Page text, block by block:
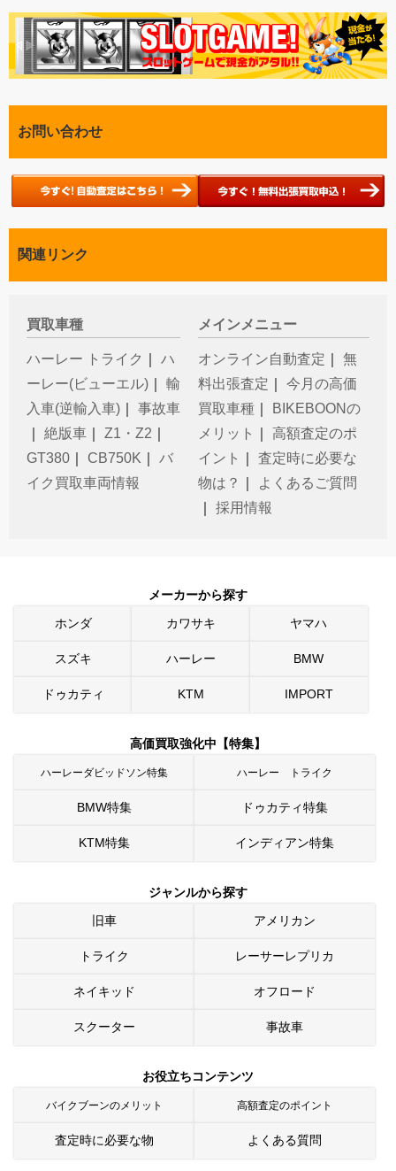
お問い合わせ
関連リンク
買取車種
ハーレー トライク
ハ
ーレー(ビューエル)
輸
入車(逆輸入車)
事故車
絶版車 Z1・Z2
GT380
CB750K
バ
イク買取車両情報
メインメニュー
オンライン自動査定
無
料出張査定
今月の高価
買取車種
BIKEBOONの
メリット
高額査定のポ
イント
査定時に必要な
物は？
よくあるご質問
採用情報
メーカーから探す
ホンダ カワサキ ヤマハ
スズキ ハーレー BMW
ドゥカティ KTM IMPORT
高価買取強化中【特集】
ハーレーダビッドソン特集 ハーレー トライク
BMW特集 ドゥカティ特集
KTM特集 インディアン特集
ジャンルから探す
旧車 アメリカン
トライク レーサーレプリカ
ネイキッド オフロード
スクーター 事故車
お役立ちコンテンツ
バイクブーンのメリット 高額査定のポイント
査定時に必要な物 よくある質問